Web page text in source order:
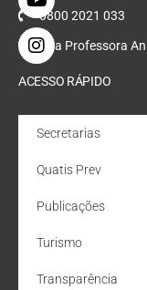
0800 2021 033
Rua Professora
ACESSO RÁPIDO
Secretarias
Quatis Prev
Publicações
Turismo
Transparência